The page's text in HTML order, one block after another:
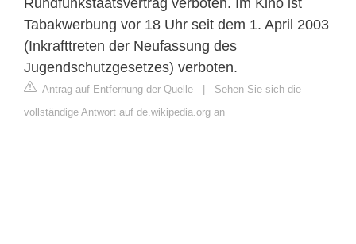
Rundfunkstaatsvertrag verboten. Im Kino ist
Tabakwerbung vor 18 Uhr seit dem 1. April 2003
(Inkrafttreten der Neufassung des
Jugendschutzgesetzes) verboten.
Antrag auf Entfernung der Quelle
Sehen Sie sich die
vollständige Antwort auf de.wikipedia.org an